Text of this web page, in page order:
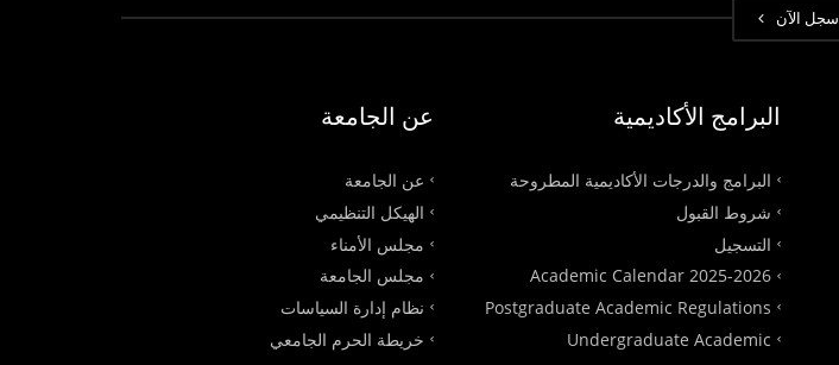
سجل الآن
عن الجامعة
عن الجامعة
الهيكل التنظيمي
مجلس الأمناء
مجلس الجامعة
نظام إدارة السياسات
خريطة الحرم الجامعي
البرامج الأكاديمية
البرامج والدرجات الأكاديمية المطروحة
شروط القبول
التسجيل
Academic Calendar 2025-2026
Postgraduate Academic Regulations
Undergraduate Academic